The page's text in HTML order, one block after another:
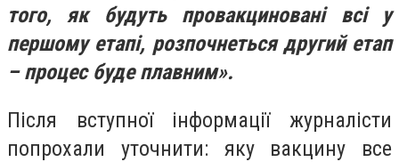
того, як будуть провакциновані всі у
першому етапі, розпочнеться другий етап
– процес буде плавним».
Після вступної інформації журналісти
попрохали уточнити: яку вакцину все